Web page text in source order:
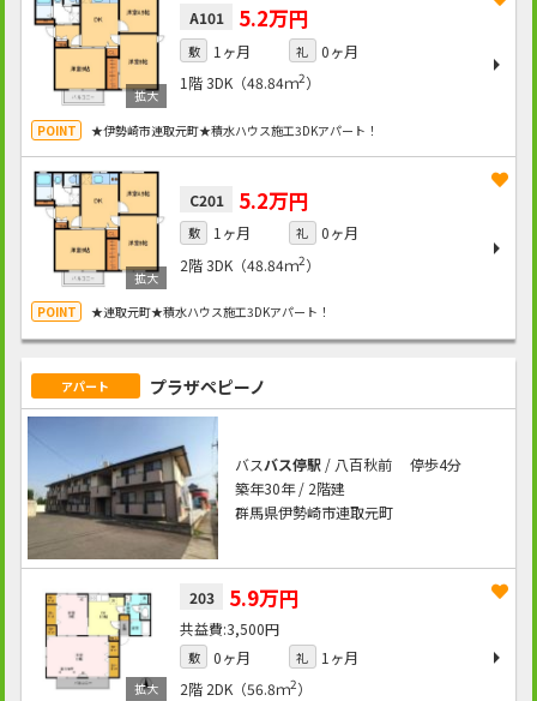
A101 5.2万円
敷 1ヶ月 礼
0ヶ月
1階3DK（48.84ｍ2）
★伊勢崎市連取元町★積水ハウス施工3DKアパート！
C201 5.2万円
敷 1ヶ月 礼
0ヶ月
2階3DK（48.84ｍ2）
★連取元町★積水ハウス施工3DKアパート！
アパート プラザペピーノ
バスバス停駅/ 八百秋前 停歩4分
築年30年 / 2階建
群馬県伊勢崎市連取元町
203 5.9万円
3,500円
敷 0ヶ月 礼
1ヶ月
2階 2DK（56.8ｍ2）